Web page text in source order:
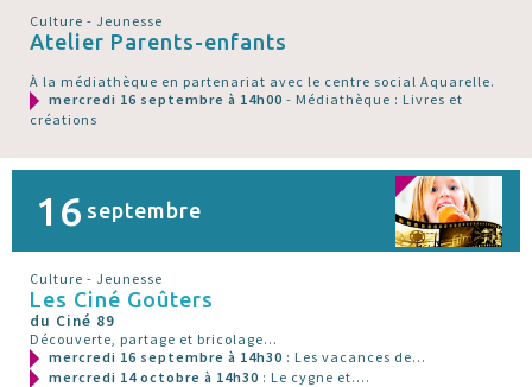
Culture - Jeunesse
Atelier Parents-enfants
À la médiathèque en partenariat avec le centre social Aquarelle.
mercredi 16 septembre à 14h00 - Médiathèque : Livres et
créations
16 septembre
Culture - Jeunesse
Les Ciné Goûters
du Ciné 89
Découverte, partage et bricolage...
mercredi 16 septembre à 14h30 : Les vacances de...
mercredi 14 octobre à 14h30 : Le cygne et....